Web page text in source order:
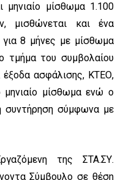
μηνιαίο μίσθωμα 1.100
μισθώνεται και ένα
8 μήνες με μίσθωμα
τμήμα του συμβολαίου
έξοδα ασφάλισης, ΚΤΕΟ,
μηνιαίο μίσθωμα ενώ ο
συντήρηση σύμφωνα με
της ΣΤΑ.ΣΥ.
Σύμβουλο σε θέση